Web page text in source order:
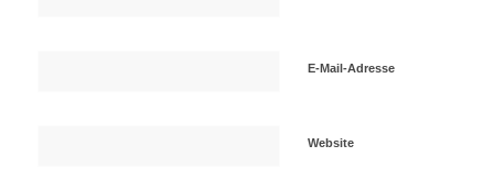
E-Mail-Adresse
Website